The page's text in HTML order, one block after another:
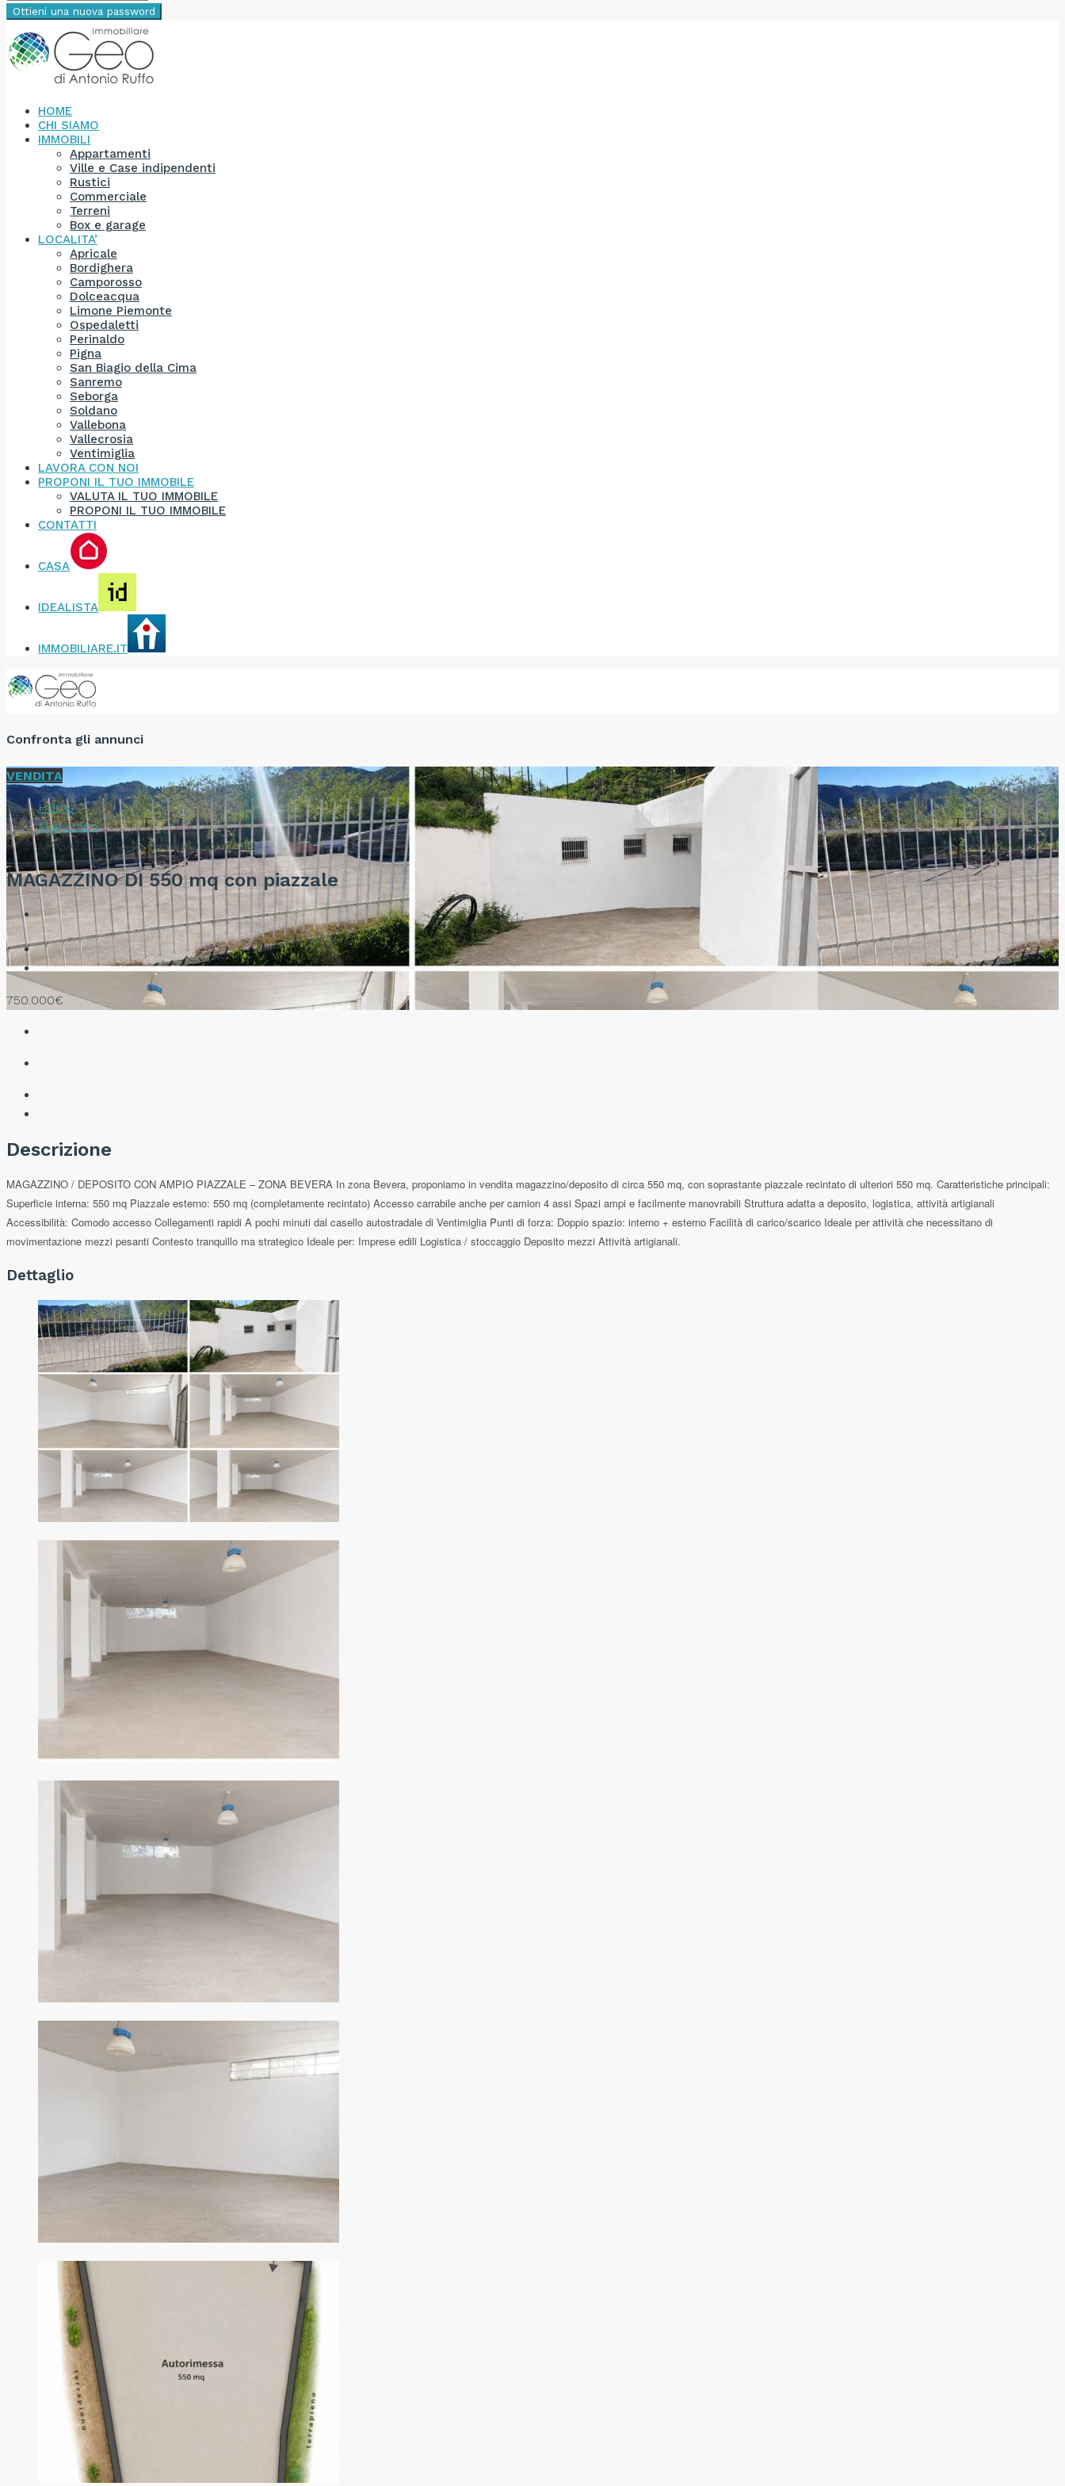
Ottieni una nuova password
HOME
CHI SIAMO
IMMOBILI
Appartamenti
Ville e Case indipendenti
Rustici
Commerciale
Terreni
Box e garage
LOCALITA’
Apricale
Bordighera
Camporosso
Dolceacqua
Limone Piemonte
Ospedaletti
Perinaldo
Pigna
San Biagio della Cima
Sanremo
Seborga
Soldano
Vallebona
Vallecrosia
Ventimiglia
LAVORA CON NOI
PROPONI IL TUO IMMOBILE
VALUTA IL TUO IMMOBILE
PROPONI IL TUO IMMOBILE
CONTATTI
CASA
IDEALISTA
IMMOBILIARE.IT
Confronta gli annunci
VENDITA
Home
Magazzino
MAGAZZINO DI 550 mq con piazzale
MAGAZZINO DI 550 mq con piazzale
750.000€
Descrizione
MAGAZZINO / DEPOSITO CON AMPIO PIAZZALE – ZONA BEVERA In zona Bevera, proponiamo in vendita magazzino/deposito di circa 550 mq, con soprastante piazzale recintato di ulteriori 550 mq. Caratteristiche principali:
Superficie interna: 550 mq Piazzale esterno: 550 mq (completamente recintato) Accesso carrabile anche per camion 4 assi Spazi ampi e facilmente manovrabili Struttura adatta a deposito, logistica, attività artigianali
Accessibilità: Comodo accesso Collegamenti rapidi A pochi minuti dal casello autostradale di Ventimiglia Punti di forza: Doppio spazio: interno + esterno Facilità di carico/scarico Ideale per attività che necessitano di
movimentazione mezzi pesanti Contesto tranquillo ma strategico Ideale per: Imprese edili Logistica / stoccaggio Deposito mezzi Attività artigianali.
Dettaglio